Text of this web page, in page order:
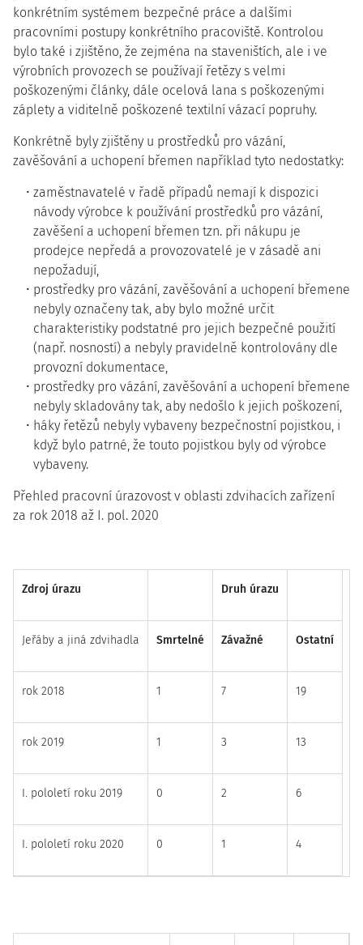
konkrétním systémem bezpečné práce a dalšími
pracovními postupy konkrétního pracoviště. Kontrolou
bylo také i zjištěno, že zejména na staveništích, ale i ve
výrobních provozech se používají řetězy s velmi
poškozenými články, dále ocelová lana s poškozenými
záplety a viditelně poškozené textilní vázací popruhy.
Konkrétně byly zjištěny u prostředků pro vázání,
zavěšování a uchopení břemen například tyto nedostatky:
zaměstnavatelé v řadě případů nemají k dispozici
návody výrobce k používání prostředků pro vázání,
zavěšení a uchopení břemen tzn. při nákupu je
prodejce nepředá a provozovatelé je v zásadě ani
nepožadují,
prostředky pro vázání, zavěšování a uchopení břemene
nebyly označeny tak, aby bylo možné určit
charakteristiky podstatné pro jejich bezpečné použití
(např. nosností) a nebyly pravidelně kontrolovány dle
provozní dokumentace,
prostředky pro vázání, zavěšování a uchopení břemene
nebyly skladovány tak, aby nedošlo k jejich poškození,
háky řetězů nebyly vybaveny bezpečnostní pojistkou, i
když bylo patrné, že touto pojistkou byly od výrobce
vybaveny.
Přehled pracovní úrazovost v oblasti zdvihacích zařízení
za rok 2018 až I. pol. 2020
Zdroj úrazu Druh úrazu
Jeřáby a jiná zdvihadla Smrtelné Závažné Ostatní
rok 2018 1 7 19
rok 2019 1 3 13
I. pololetí roku 2019 0 2 6
I. pololetí roku 2020 0 1 4